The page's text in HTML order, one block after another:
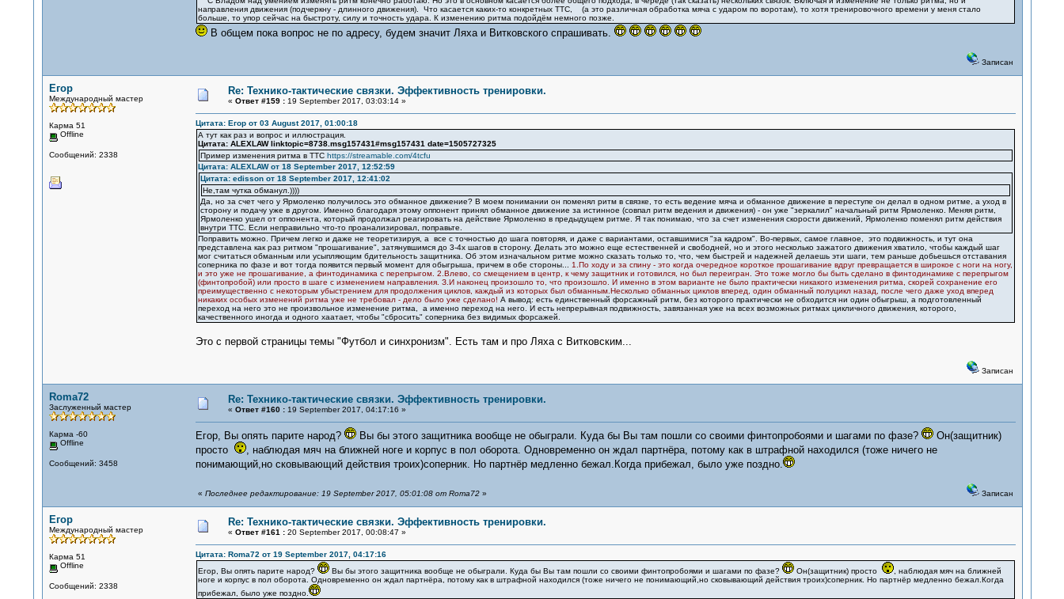
направления движения (подчеркну - длинного движения). Что касается каких-то конкретных ТТС, (а это различная обработка мяча с ударом по воротам), то хотя тренировочного времени у меня стало
больше, то упор сейчас на быстроту, силу и точность удара. К изменению ритма подойдём немного позже.
В общем пока вопрос не по адресу, будем значит Ляха и Витковского спрашивать.
Записан
Егор
Международный мастер
Карма 51
Offline
Сообщений: 2338
Re: Технико-тактические связки. Эффективность тренировки.
« Ответ #159 :19 September 2017, 03:03:14 »
Цитата: Егор от 03 August 2017, 01:00:18
А тут как раз и вопрос и иллюстрация.
Цитата: ALEXLAW linktopic=8738.msg157431#msg157431 date=1505727325
Пример изменения ритма в ТТС https://streamable.com/4tcfu
Цитата: ALEXLAW от 18 September 2017, 12:52:59
Цитата: edisson от 18 September 2017, 12:41:02
Не,там чутка обманул.))))
Да, но за счет чего у Ярмоленко получилось это обманное движение? В моем понимании он поменял ритм в связке, то есть ведение мяча и обманное движение в переступе он делал в одном ритме, а уход в
сторону и подачу уже в другом. Именно благодаря этому оппонент принял обманное движение за истинное (совпал ритм ведения и движения) - он уже "зеркалил" начальный ритм Ярмоленко. Меняя ритм,
Ярмоленко ушел от оппонента, который продолжал реагировать на действие Ярмоленко в предыдущем ритме. Я так понимаю, что за счет изменения скорости движений, Ярмоленко поменял ритм действия
внутри ТТС. Если неправильно что-то проанализировал, поправьте.
Поправить можно. Причем легко и даже не теоретизируя, а все с точностью до шага повторяя, и даже с вариантами, оставшимися "за кадром". Во-первых, самое главное, это подвижность, и тут она
представлена как раз ритмом "прошагивание", затянувшимся до 3-4х шагов в сторону. Делать это можно еще естественней и свободней, но и этого несколько зажатого движения хватило, чтобы каждый шаг
мог считаться обманным или усыпляющим бдительность защитника. Об этом изначальном ритме можно сказать только то, что, чем быстрей и надежней делаешь эти шаги, тем раньше добьешься отставания
соперника по фазе и вот тогда появится первый момент для обыгрыша, причем в обе стороны...
1.По ходу и за спину - это когда очередное короткое прошагивание вдруг превращается в широкое с ноги на ногу,
и это уже не прошагивание, а финтодинамика с перепрыгом. 2.Влево, со смещением в центр, к чему защитник и готовился, но был переигран. Это тоже могло бы быть сделано в финтодинамике с перепрыгом
(финтопробой) или просто в шаге с изменением направления. З.И наконец произошло то, что произошло. И именно в этом варианте не было практически никакого изменения ритма, скорей сохранение его
преимущественно с некоторым убыстрением для продолжения циклов, каждый из которых был обманным.Несколько обманных циклов вперед, один обманный полуцикл назад, после чего даже уход вперед
никаких особых изменений ритма уже не требовал - дело было уже сделано! А вывод: есть единственный форсажный ритм, без которого практически не обходится ни один обыгрыш, а подготовленный
переход на него это не произвольное изменение ритма, а именно переход на него. И есть непрерывная подвижность, завязанная уже на всех возможных ритмах цикличного движения, которого,
качественного иногда и одного хаатает, чтобы "сбросить" соперника без видимых форсажей.
Это с первой страницы темы "Футбол и синхронизм". Есть там и про Ляха с Витковским...
Записан
Roma72
Заслуженный мастер
Карма -60
Offline
Сообщений: 3458
Re: Технико-тактические связки. Эффективность тренировки.
« Ответ #160 :19 September 2017, 04:17:16 »
Егор, Вы опять парите народ? Вы бы этого защитника вообще не обыграли. Куда бы Вы там пошли со своими финтопробоями и шагами по фазе?
Он(защитник)
просто
, наблюдая мяч на ближней ноге и корпус в пол оборота. Одновременно он ждал партнёра, потому как в штрафной находился (тоже ничего не
понимающий,но сковывающий действия троих)соперник. Но партнёр медленно бежал.Когда прибежал, было уже поздно.
« Последнее редактирование: 19 September 2017, 05:01:08 от Roma72» Записан
Егор
Международный мастер
Карма 51
Offline
Сообщений: 2338
Re: Технико-тактические связки. Эффективность тренировки.
« Ответ #161 :20 September 2017, 00:08:47 »
Цитата: Roma72 от 19 September 2017, 04:17:16
Егор, Вы опять парите народ?
Вы бы этого защитника вообще не обыграли. Куда бы Вы там пошли со своими финтопробоями и шагами по фазе? Он(защитник) просто
, наблюдая мяч на ближней
ноге и корпус в пол оборота. Одновременно он ждал партнёра, потому как в штрафной находился (тоже ничего не понимающий,но сковывающий действия троих)соперник. Но партнёр медленно бежал.Когда
прибежал, было уже поздно.